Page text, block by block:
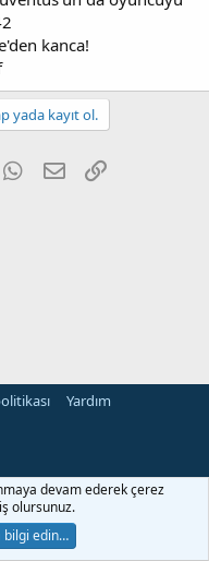
kanca!
yada kayıt ol.
WhatsApp
E-posta
Yardım
devam ederek çerez
olursunuz.
bilgi edin…